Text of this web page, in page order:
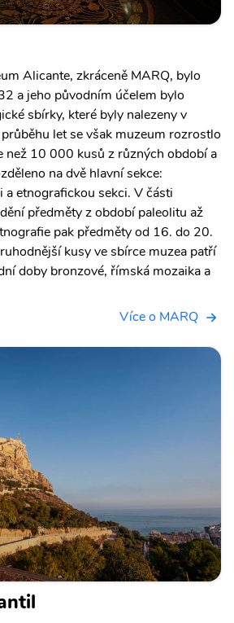
Alicante, zkráceně MARQ, bylo
a jeho původním účelem bylo
sbírky, které byly nalezeny v
let se však muzeum rozrostlo
než 10 000 kusů z různých období a
na dvě hlavní sekce:
a etnografickou sekci. V části
předměty z období paleolitu až
pak předměty od 16. do 20.
kusy ve sbírce muzea patří
doby bronzové, římská mozaika a
Více o MARQ